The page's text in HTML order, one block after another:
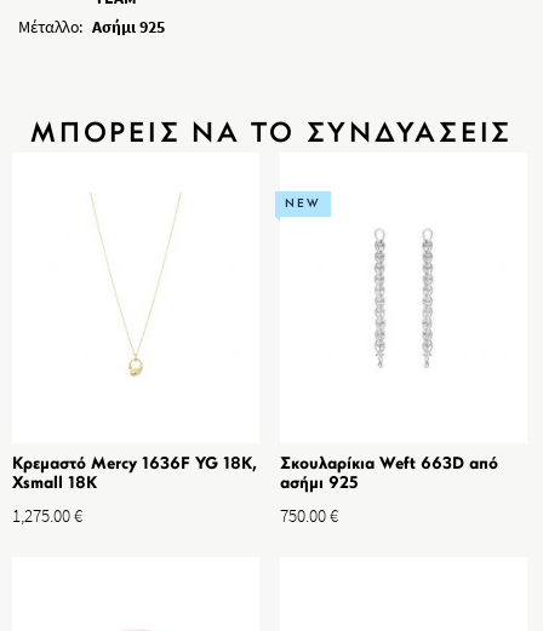
Μέταλλο: Ασήμι 925
ΜΠΟΡΕΙΣ ΝΑ ΤΟ ΣΥΝΔΥΑΣΕΙΣ
Κρεμαστό Mercy 1636F YG 18K,
Xsmall 18K
1,275.00€
NEW
Σκουλαρίκια Weft 663D από
ασήμι 925
750.00€